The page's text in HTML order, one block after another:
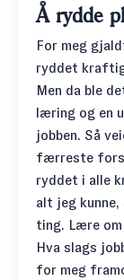
Å rydde
For meg
ryddet
Men da ble
læring og en
jobben. Så
færreste
ryddet i alle
alt jeg
ting. Lære
Hva slags
for meg